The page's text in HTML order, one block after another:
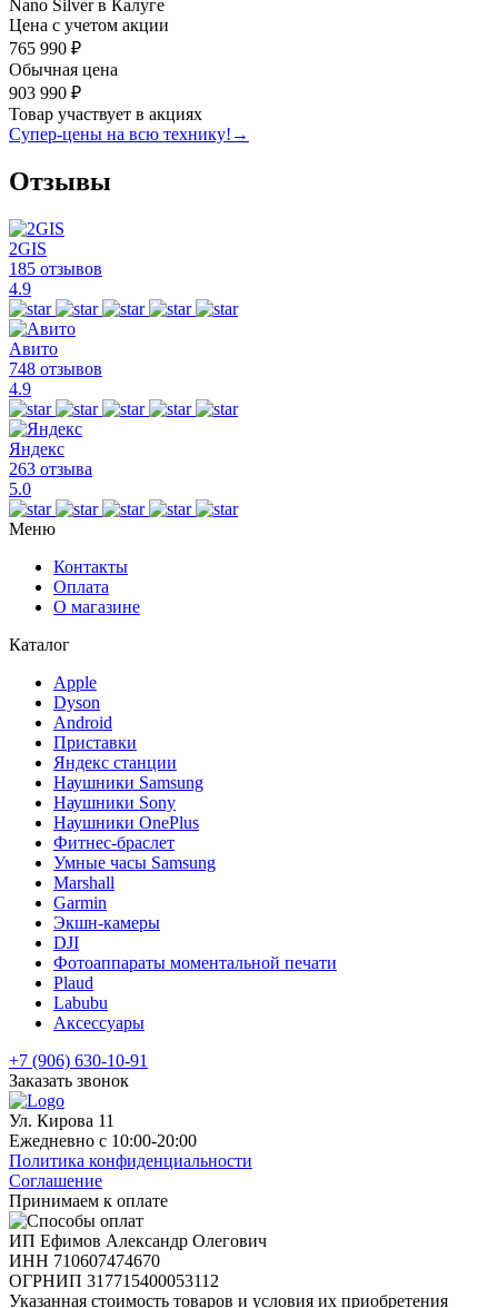
Nano Silver в Калуге
Цена с учетом акции
765 990 ₽
Обычная цена
903 990 ₽
Товар участвует в акциях
Супер-цены на всю технику! →
Отзывы
2GIS
185 отзывов
4.9
Авито
748 отзывов
4.9
Яндекс
263 отзыва
5.0
Меню
Контакты
Оплата
О магазине
Каталог
Apple
Dyson
Android
Приставки
Яндекс станции
Наушники Samsung
Наушники Sony
Наушники OnePlus
Фитнес-браслет
Умные часы Samsung
Marshall
Garmin
Экшн-камеры
DJI
Фотоаппараты моментальной печати
Plaud
Labubu
Аксессуары
+7 (906) 630-10-91
Заказать звонок
Ул. Кирова 11
Ежедневно с 10:00-20:00
Политика конфиденциальности
Соглашение
Принимаем к оплате
ИП Ефимов Александр Олегович
ИНН 710607474670
ОГРНИП 317715400053112
Указанная стоимость товаров и условия их приобретения